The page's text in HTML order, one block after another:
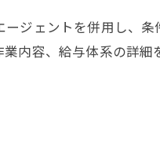
アップする方法
職を実現する流れ
ジェントを併用し、
内容、給与体系の詳